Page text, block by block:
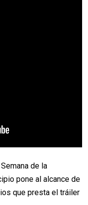
de la
pone al alcance de
que presta el tráiler